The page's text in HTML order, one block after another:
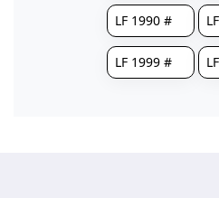
# LF 1990
# LF 1999